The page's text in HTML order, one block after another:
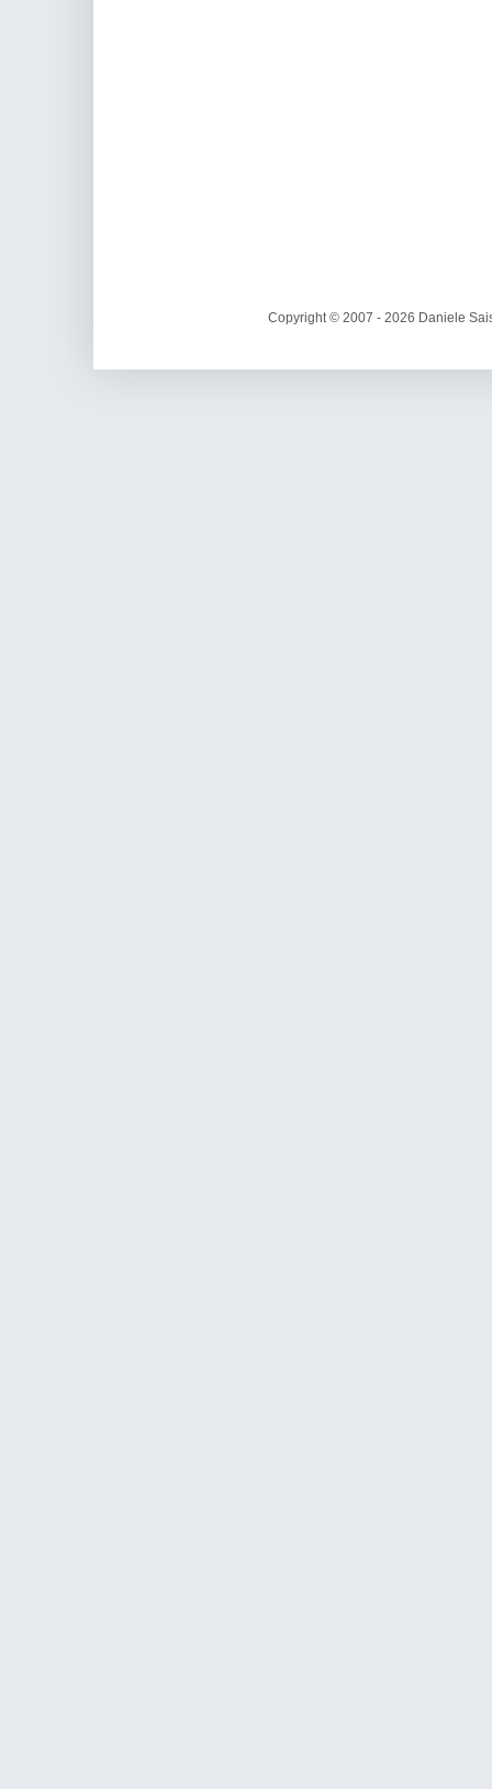
Copyright © 2007 - 2026 Daniele